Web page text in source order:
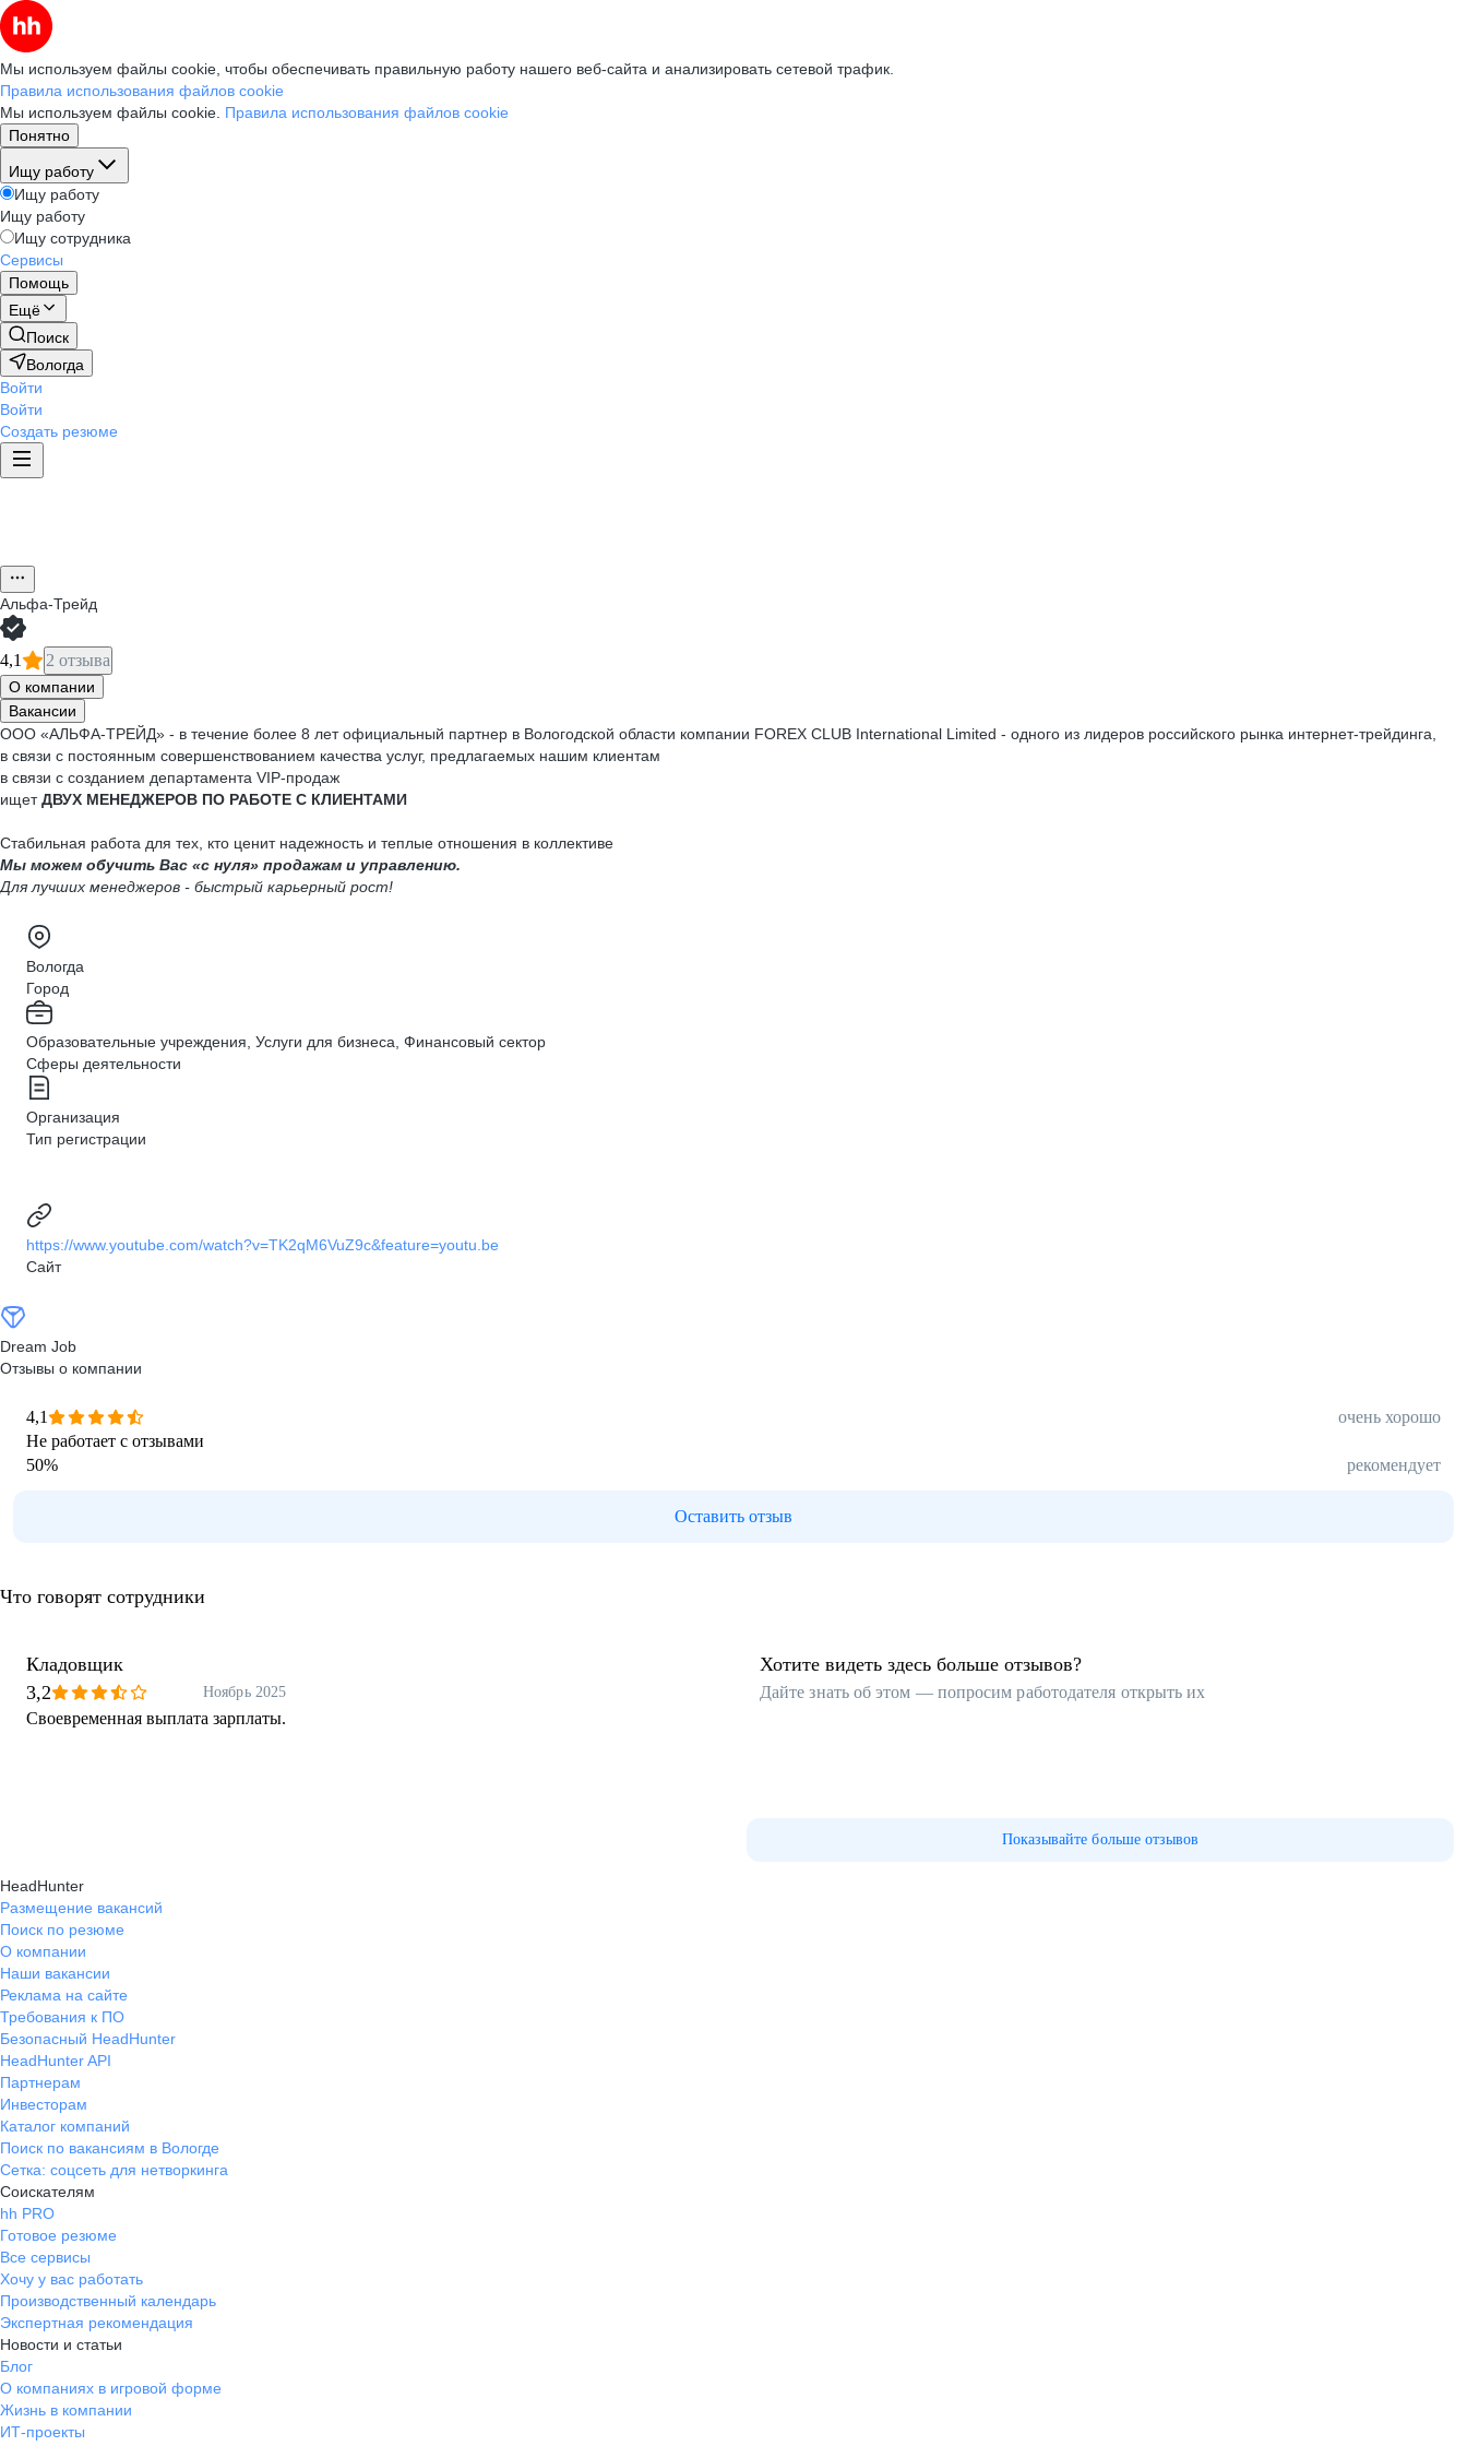
Мы используем файлы cookie, чтобы обеспечивать правильную работу нашего веб-сайта и анализировать сетевой трафик.
Правила использования файлов cookie
Мы используем файлы cookie. Правила использования файлов cookie
Понятно
Ищу работу
Ищу работу
Ищу работу
Ищу сотрудника
Сервисы
Помощь
Ещё
Поиск
Вологда
Войти
Войти
Создать резюме
Альфа-Трейд
4,1 2 отзыва
О компании
Вакансии
ООО «АЛЬФА-ТРЕЙД» - в течение более 8 лет официальный партнер в Вологодской области компании FOREX CLUB International Limited - одного из лидеров российского рынка интернет-трейдинга,
в связи с постоянным совершенствованием качества услуг, предлагаемых нашим клиентам
в связи с созданием департамента VIP-продаж
ищетДВУХ МЕНЕДЖЕРОВ ПО РАБОТЕ С КЛИЕНТАМИ
Стабильная работа для тех, кто ценит надежность и теплые отношения в коллективе
Мы можем обучить Вас «с нуля» продажам и управлению.
Для лучших менеджеров - быстрый карьерный рост!
Вологда
Город
Образовательные учреждения, Услуги для бизнеса, Финансовый сектор
Сферы деятельности
Организация
Тип регистрации
https://www.youtube.com/watch?v=TK2qM6VuZ9c&feature=youtu.be
Сайт
Dream Job
Отзывы о компании
4,1
очень хорошо
Не работает с отзывами
50% рекомендует
Оставить отзыв
Что говорят сотрудники
Кладовщик
3,2
Ноябрь 2025
Своевременная выплата зарплаты.
Хотите видеть здесь больше отзывов?
Дайте знать об этом — попросим работодателя открыть их
Показывайте больше отзывов
HeadHunter
Размещение вакансий
Поиск по резюме
О компании
Наши вакансии
Реклама на сайте
Требования к ПО
Безопасный HeadHunter
HeadHunter API
Партнерам
Инвесторам
Каталог компаний
Поиск по вакансиям в Вологде
Сетка: соцсеть для нетворкинга
Соискателям
hh PRO
Готовое резюме
Все сервисы
Хочу у вас работать
Производственный календарь
Экспертная рекомендация
Новости и статьи
Блог
О компаниях в игровой форме
Жизнь в компании
ИТ-проекты